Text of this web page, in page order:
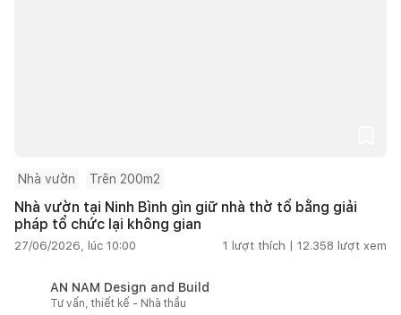
Nhà vườn Trên 200m2
Nhà vườn tại Ninh Bình gìn giữ nhà thờ tổ bằng giải
pháp tổ chức lại không gian
27/06/2026, lúc 10:00 1 lượt thích | 12.358 lượt xem
AN NAM Design and Build
Tư vấn, thiết kế - Nhà thầu